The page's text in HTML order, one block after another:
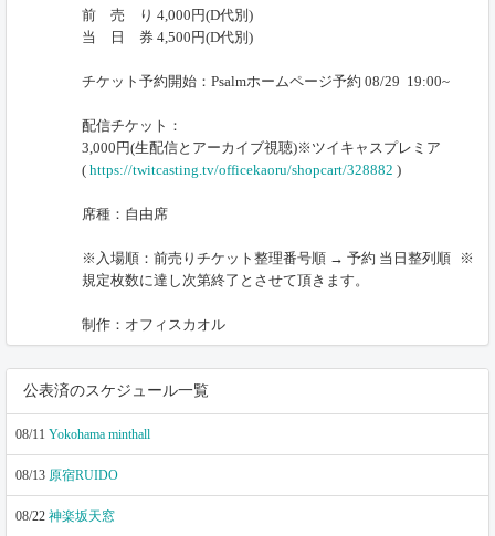
前 売 り 4,000円(D代別)
当 日 券 4,500円(D代別)
チケット予約開始：Psalmホームページ予約 08/29 19:00~
配信チケット：
3,000円(生配信とアーカイブ視聴)※ツイキャスプレミア
( https://twitcasting.tv/officekaoru/shopcart/328882 )
席種：自由席
※入場順：前売りチケット整理番号順 → 予約 当日整列順 ※
規定枚数に達し次第終了とさせて頂きます。
制作：オフィスカオル
公表済のスケジュール一覧
08/11 Yokohama minthall
08/13 原宿RUIDO
08/22 神楽坂天窓